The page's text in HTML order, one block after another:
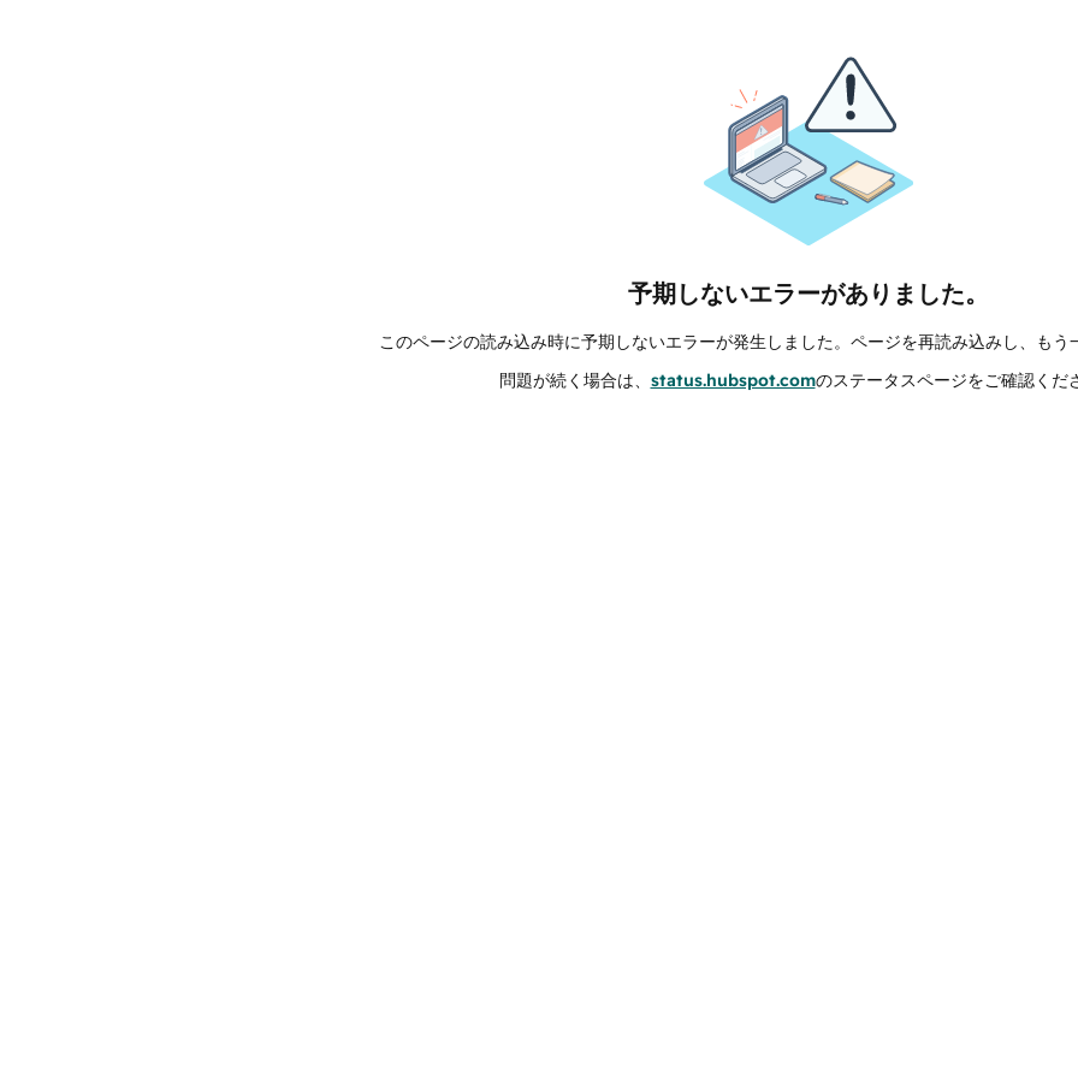
予期しないエラーがありました。
このページの読み込み時に予期しないエラーが発生しました。ページを再読み込みし、もう
問題が続く場合は、 status.hubspot.comのステータスページをご確認くだ